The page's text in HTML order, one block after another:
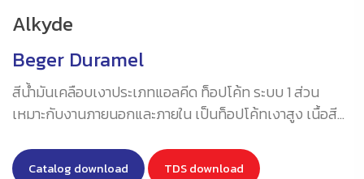
Alkyde
Beger Duramel
สีน้ำมันเคลือบเงาประเภทแอลคีด ท็อปโค้ท ระบบ 1 ส่วน
เหมาะกับงานภายนอกและภายใน เป็นท็อปโค้ทเงาสูง เนื้อสี
เยี่ยม ยืดหยุ่นสูง ยึดเกาะเป็นเลิศ
Catalog download TDS download